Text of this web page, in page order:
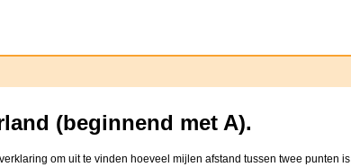
(beginnend met A).
om uit te vinden hoeveel mijlen afstand tussen twee punten is